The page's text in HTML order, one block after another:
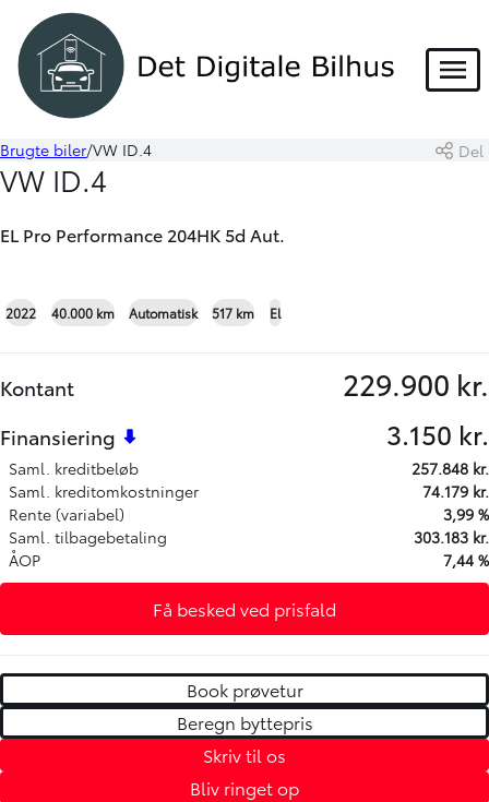
Menu
Book prøvetur
Beregn byttepris
Skriv til os
Brugte biler VW ID.4 Del
VW ID.4
EL Pro Performance 204HK 5d Aut.
2022 40.000 km Automatisk 517 km El
Kontant 229.900 kr.
Finansiering 3.150 kr.
Saml. kreditbeløb
257.848 kr.
Saml. kreditomkostninger
74.179 kr.
Rente (variabel)
3,99 %
Saml. tilbagebetaling
303.183 kr.
ÅOP
7,44 %
Få besked ved prisfald
Book prøvetur
Beregn byttepris
Skriv til os
Bliv ringet op